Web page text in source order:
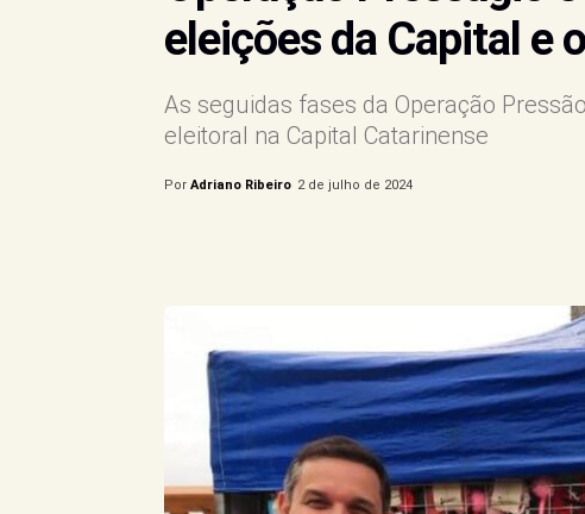
eleições da Capital e
As seguidas fases da Operação
eleitoral na Capital Catarinense
Por Adriano Ribeiro 2 de julho de 2024